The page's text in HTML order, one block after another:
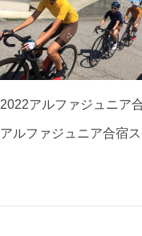
2022アルファジュニア
アルファジュニア合宿